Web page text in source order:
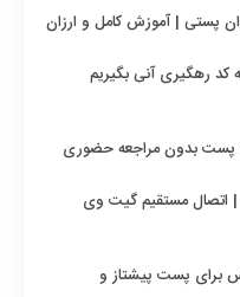
پستی | آموزش کامل و ارزان
رهگیری آنی بگیریم
پست بدون مراجعه حضوری
اتصال مستقیم گیت وی
برای پست پیشتاز و